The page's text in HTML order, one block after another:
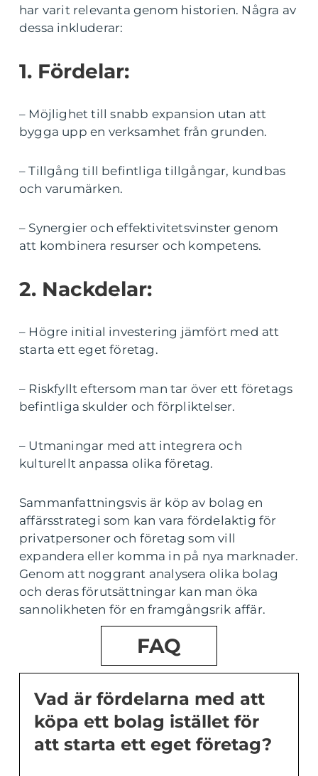
har varit relevanta genom historien. Några av
dessa inkluderar:
1. Fördelar:
– Möjlighet till snabb expansion utan att
bygga upp en verksamhet från grunden.
– Tillgång till befintliga tillgångar, kundbas
och varumärken.
– Synergier och effektivitetsvinster genom
att kombinera resurser och kompetens.
2. Nackdelar:
– Högre initial investering jämfört med att
starta ett eget företag.
– Riskfyllt eftersom man tar över ett företags
befintliga skulder och förpliktelser.
– Utmaningar med att integrera och
kulturellt anpassa olika företag.
Sammanfattningsvis är köp av bolag en
affärsstrategi som kan vara fördelaktig för
privatpersoner och företag som vill
expandera eller komma in på nya marknader.
Genom att noggrant analysera olika bolag
och deras förutsättningar kan man öka
sannolikheten för en framgångsrik affär.
FAQ
Vad är fördelarna med att
köpa ett bolag istället för
att starta ett eget företag?